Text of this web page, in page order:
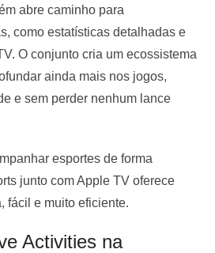
abre caminho para
como estatísticas detalhadas e
O conjunto cria um ecossistema
ainda mais nos jogos,
e sem perder nenhum lance
esportes de forma
junto com Apple TV oferece
fácil e muito eficiente.
Activities na